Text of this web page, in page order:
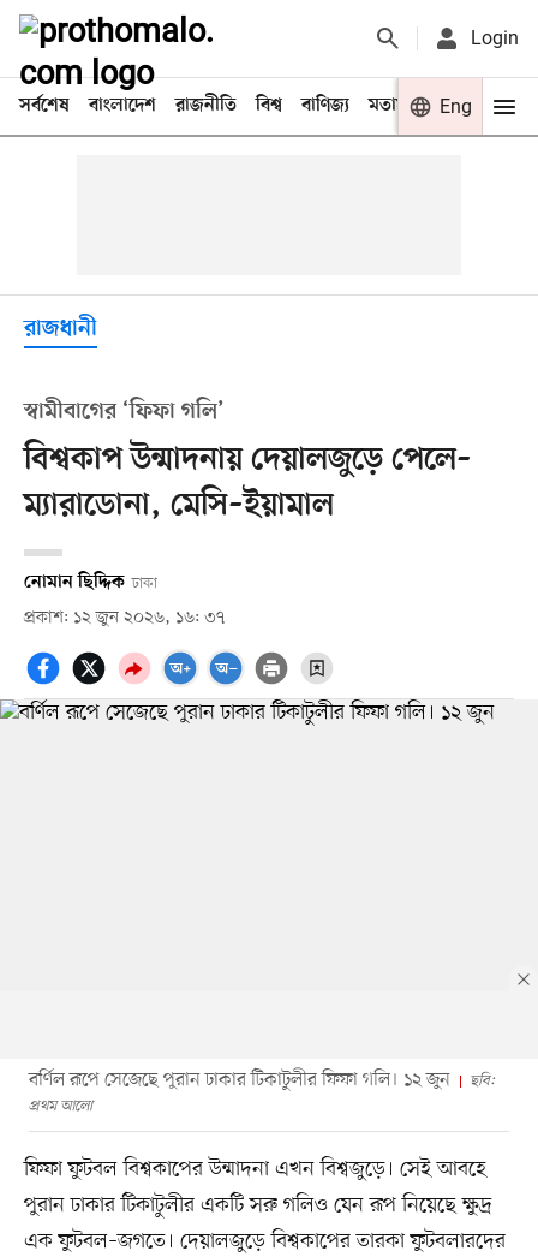
Login
সর্বশেষ বাংলাদেশ রাজনীতি বিশ্ব বাণিজ্য মতামত খেলা
Eng
রাজধানী
স্বামীবাগের ‘ফিফা গলি’
বিশ্বকাপ উন্মাদনায় দেয়ালজুড়ে পেলে–
ম্যারাডোনা, মেসি–ইয়ামাল
নোমান ছিদ্দিক ঢাকা
প্রকাশ: ১২ জুন ২০২৬, ১৬: ৩৭
বর্ণিল রূপে সেজেছে পুরান ঢাকার টিকাটুলীর ফিফা গলি। ১২ জুন
ছবি:
প্রথম আলো
ফিফা ফুটবল বিশ্বকাপের উন্মাদনা এখন বিশ্বজুড়ে। সেই আবহে
পুরান ঢাকার টিকাটুলীর একটি সরু গলিও যেন রূপ নিয়েছে ক্ষুদ্র
এক ফুটবল–জগতে। দেয়ালজুড়ে বিশ্বকাপের তারকা ফুটবলারদের